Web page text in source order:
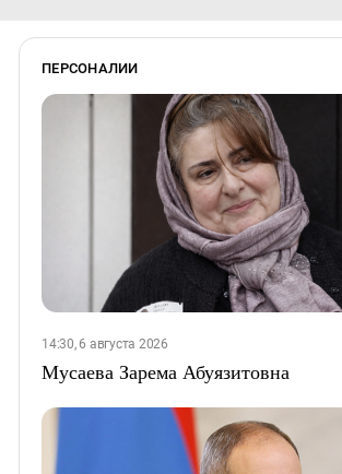
ПЕРСОНАЛИИ
14:30, 6 августа 2026
Мусаева Зарема Абуязитовна